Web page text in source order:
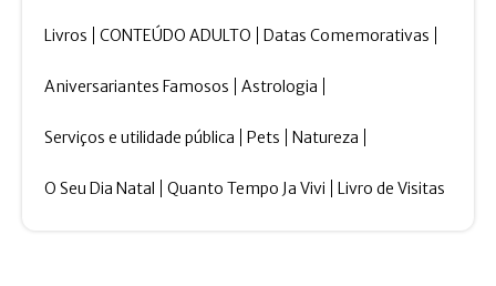
Livros CONTEÚDO ADULTO Datas Comemorativas
Aniversariantes Famosos Astrologia
Serviços e utilidade pública Pets Natureza
O Seu Dia Natal Quanto Tempo Ja Vivi Livro de Visitas